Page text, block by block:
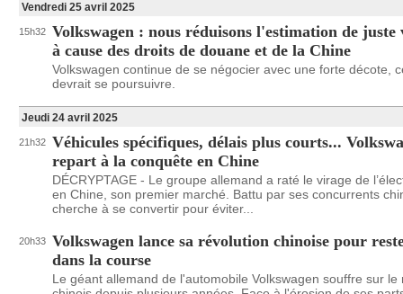
Vendredi 25 avril 2025
15h32 Volkswagen : nous réduisons l'estimation de juste
à cause des droits de douane et de la Chine
Volkswagen continue de se négocier avec une forte décote,
devrait se poursuivre.
Jeudi 24 avril 2025
21h32 Véhicules spécifiques, délais plus courts...
repart à la conquête en Chine
DÉCRYPTAGE - Le groupe allemand a raté le virage de
en Chine, son premier marché. Battu par ses concurrents
cherche à se convertir pour éviter...
20h33 Volkswagen lance sa révolution chinoise pour
dans la course
Le géant allemand de l'automobile Volkswagen souffre sur le